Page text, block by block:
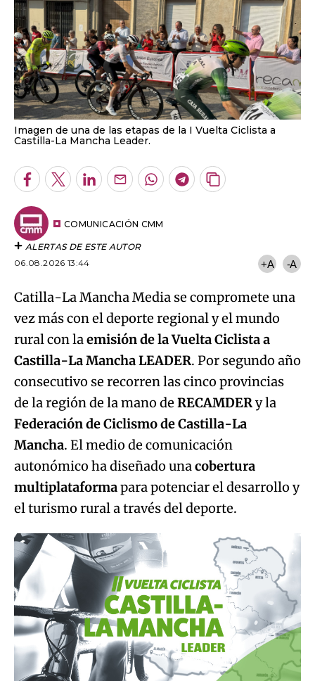
Imagen de una de las etapas de la I Vuelta Ciclista a
Castilla-La Mancha Leader.
Facebook
TwitterLinkedInEnviar
por
Email
WhatsappTelegram
Copiar
URL
ALERTAS DE ESTE AUTOR
06.08.2026 13:44
Catilla-La Mancha Media se compromete una
vez más con el deporte regional y el mundo
rural con laemisión de la Vuelta Ciclista a
Castilla-La Mancha LEADER . Por segundo año
consecutivo se recorren las cinco provincias
de la región de la mano deRECAMDER y la
Federación de Ciclismo de Castilla-La
Mancha. El medio de comunicación
autonómico ha diseñado unacobertura
multiplataforma para potenciar el desarrollo y
el turismo rural a través del deporte.
La II Vuelta Ciclista a Castilla-La Mancha Leader se
puede seguir en CMM.